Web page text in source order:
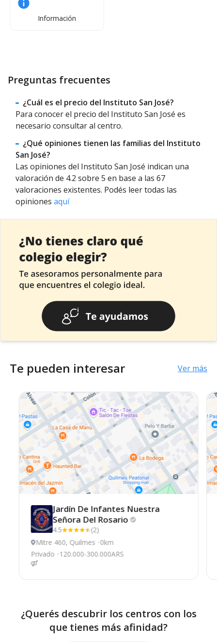
Información
Preguntas frecuentes
¿Cuál es el precio del Instituto San José?
Para conocer el precio del Instituto San José es
necesario consultar al centro.
¿Qué opiniones tienen las familias del Instituto
San José?
Las opiniones del Instituto San José indican una
valoración de 4.2 sobre 5 en base a las 67
valoraciones existentes. Podés leer todas las
opiniones aquí
Te pueden interesar Ver más
Jardín De Infantes Nuestra
Señora Del Rosario
4.5
(2)
Mitre 460, Quilmes 0km
Privado
120.000-300.000ARS
¿Querés descubrir los centros con los
que tienes más afinidad?